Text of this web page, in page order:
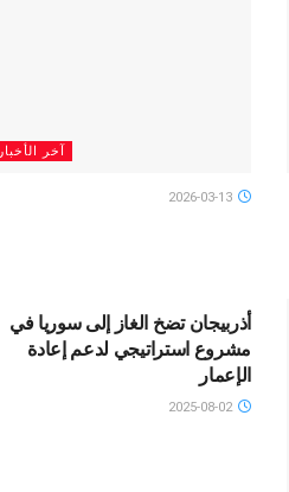
آخر الأخبار
أذربيجان تضخ الغاز إلى سوريا في
مشروع استراتيجي لدعم إعادة
الإعمار
2025-08-02